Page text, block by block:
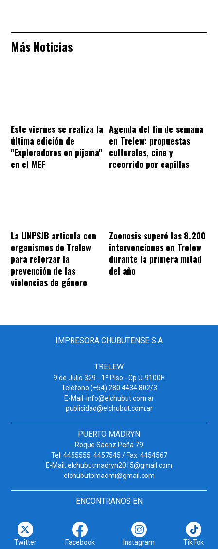
Más Noticias
Este viernes se realiza la
última edición de
"Exploradores en pijama"
en el MEF
Agenda del fin de semana
en Trelew: propuestas
culturales, cine y
recorrido por capillas
La UNPSJB articula con
organismos de Trelew
para reforzar la
prevención de las
violencias de género
Zoonosis superó las 8.200
intervenciones en Trelew
durante la primera mitad
del año
IMPRESORA CHUBUTENSE S.A
TRELEW
9 de Julio 329 - 1º Piso - Cp U-9100H
Teléfono (+54) 280 4434 802/3
E-Mail: info@elchubut.com.ar
publicidad@elchubut.com.ar
PUERTO MADRYN
Roque Sáenz Peña 79
Tel: 4455555. 4457545 / Fax: 4454567
E-Mail: elchubutmadryn2015@gmail.com
elchubutpmadmi@gmail.com
ENCONTRANOS EN
Twitter Facebook Instagram TikTok